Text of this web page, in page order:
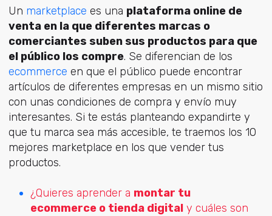
Un marketplace es una plataforma online de
venta en la que diferentes marcas o
comerciantes suben sus productos para que
el público los compre. Se diferencian de los
ecommerce en que el público puede encontrar
artículos de diferentes empresas en un mismo sitio
con unas condiciones de compra y envío muy
interesantes. Si te estás planteando expandirte y
que tu marca sea más accesible, te traemos los 10
mejores marketplace en los que vender tus
productos.
¿Quieres aprender a montar tu
ecommerce o tienda digitaly cuáles son